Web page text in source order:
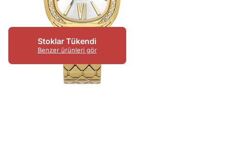
Stoklar Tükendi
Benzer ürünleri gör